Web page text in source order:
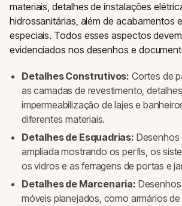
materiais, detalhes de instalações
hidrossanitárias, além de acabamentos
especiais. Todos esses aspectos
evidenciados nos desenhos e
Detalhes Construtivos: Cortes de
as camadas de revestimento,
impermeabilização de lajes e
diferentes materiais.
Detalhes de Esquadrias: Desenhos
ampliada mostrando os perfis, os
os vidros e as ferragens de portas e
Detalhes de Marcenaria:
móveis planejados, como armários